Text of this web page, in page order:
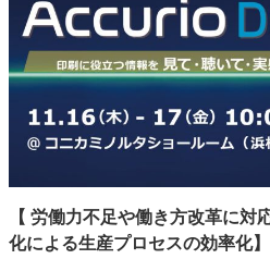
【 労働力不足や働き方改革に対
化による生産プロセスの効率化】